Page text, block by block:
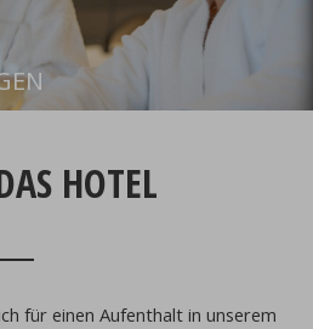
Buchen
HOTEL
für einen Aufenthalt in unserem